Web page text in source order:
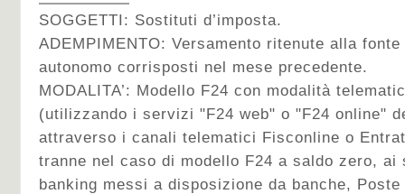
SOGGETTI: Sostituti d’imposta.
ADEMPIMENTO: Versamento ritenute alla
autonomo corrisposti nel mese precedente.
MODALITA’: Modello F24 con modalità
(utilizzando i servizi "F24 web" o "F24 online"
attraverso i canali telematici Fisconline o
tranne nel caso di modello F24 a saldo zero,
banking messi a disposizione da banche,